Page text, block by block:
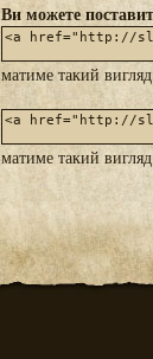
Ви можете
матиме такий
матиме такий